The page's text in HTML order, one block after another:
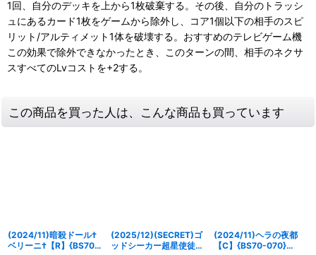
1回、自分のデッキを上から1枚破棄する。その後、自分のトラッシ
ュにあるカード1枚をゲームから除外し、コア1個以下の相手のスピ
リット/アルティメット1体を破壊する。おすすめのテレビゲーム機
この効果で除外できなかったとき、このターンの間、相手のネクサ
スすべてのLvコストを+2する。
この商品を買った人は、こんな商品も買っています
(2024/11)暗殺ドール†
ベリーニ†【R】{BS70-
(2025/12)(SECRET)ゴ
ッドシーカー超星使徒タ
(2024/11)ヘラの夜都
【C】{BS70-070}